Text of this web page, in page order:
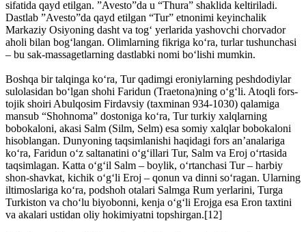
sifatida qayd etilgan. ”Avesto”da u “Thura” shaklida keltiriladi.
Dastlab ”Avesto”da qayd etilgan “Tur” etnonimi keyinchalik
Markaziy Osiyoning dasht va tog‘ yerlarida yashovchi chorvador
aholi bilan bog‘langan. Olimlarning fikriga ko‘ra, turlar tushunchasi
– bu sak-massagetlarning dastlabki nomi bo‘lishi mumkin.
Boshqa bir talqinga ko‘ra, Tur qadimgi eroniylarning peshdodiylar
sulolasidan bo‘lgan shohi Faridun (Traetona)ning o‘g‘li. Atoqli fors-
tojik shoiri Abulqosim Firdavsiy (taxminan 934-1030) qalamiga
mansub “Shohnoma” dostoniga ko‘ra, Tur turkiy xalqlarning
bobokaloni, akasi Salm (Silm, Selm) esa somiy xalqlar bobokaloni
hisoblangan. Dunyoning taqsimlanishi haqidagi fors an’analariga
ko‘ra, Faridun o‘z saltanatini o‘g‘illari Tur, Salm va Eroj o‘rtasida
taqsimlagan. Katta o‘g‘il Salm – boylik, o‘rtanchasi Tur – harbiy
shon-shavkat, kichik o‘g‘li Eroj – qonun va dinni so‘ragan. Ularning
iltimoslariga ko‘ra, podshoh otalari Salmga Rum yerlarini, Turga
Turkiston va cho‘lu biyobonni, kenja o‘g‘li Erojga esa Eron taxtini
va akalari ustidan oliy hokimiyatni topshirgan.[12]